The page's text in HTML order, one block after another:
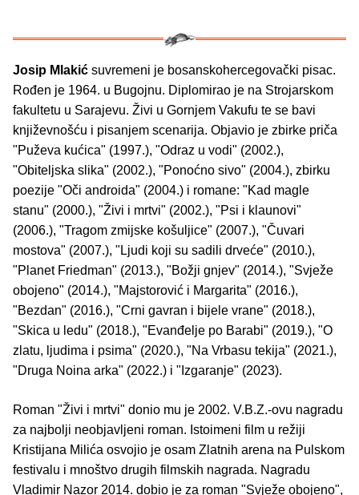
Josip Mlakić suvremeni je bosanskohercegovački pisac.
Rođen je 1964. u Bugojnu. Diplomirao je na Strojarskom
fakultetu u Sarajevu. Živi u Gornjem Vakufu te se bavi
književnošću i pisanjem scenarija. Objavio je zbirke priča
"Puževa kućica" (1997.), "Odraz u vodi" (2002.),
"Obiteljska slika" (2002.), "Ponoćno sivo" (2004.), zbirku
poezije "Oči androida" (2004.) i romane: "Kad magle
stanu" (2000.), "Živi i mrtvi" (2002.), "Psi i klaunovi"
(2006.), "Tragom zmijske košuljice" (2007.), "Čuvari
mostova" (2007.), "Ljudi koji su sadili drveće" (2010.),
"Planet Friedman" (2013.), "Božji gnjev" (2014.), "Svježe
obojeno" (2014.), "Majstorović i Margarita" (2016.),
"Bezdan" (2016.), "Crni gavran i bijele vrane" (2018.),
"Skica u ledu" (2018.), "Evanđelje po Barabi" (2019.), "O
zlatu, ljudima i psima" (2020.), "Na Vrbasu tekija" (2021.),
"Druga Noina arka" (2022.) i "Izgaranje" (2023).
Roman "Živi i mrtvi" donio mu je 2002. V.B.Z.-ovu nagradu
za najbolji neobjavljeni roman. Istoimeni film u režiji
Kristijana Milića osvojio je osam Zlatnih arena na Pulskom
festivalu i mnoštvo drugih filmskih nagrada. Nagradu
Vladimir Nazor 2014. dobio je za roman "Svježe obojeno",